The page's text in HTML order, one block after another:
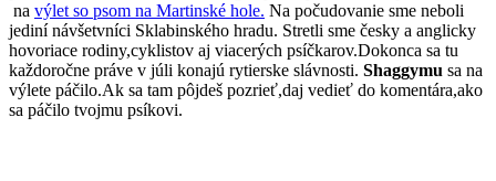
na výlet so psom na Martinské hole. Na počudovanie sme neboli
jediní návšetvníci Sklabinského hradu. Stretli sme česky a anglicky
hovoriace rodiny,cyklistov aj viacerých psíčkarov.Dokonca sa tu
každoročne práve v júli konajú rytierske slávnosti. Shaggymu sa na
výlete páčilo.Ak sa tam pôjdeš pozrieť,daj vedieť do komentára,ako
sa páčilo tvojmu psíkovi.